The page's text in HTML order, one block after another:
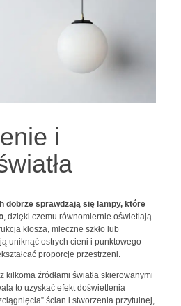
i
dobrze sprawdzają się lampy, które
, dzięki czemu równomiernie oświetlają
klosza, mleczne szkło lub
uniknąć ostrych cieni i punktowego
proporcje przestrzeni.
kilkoma źródłami światła skierowanymi
to uzyskać efekt doświetlenia
ścian i stworzenia przytulnej,